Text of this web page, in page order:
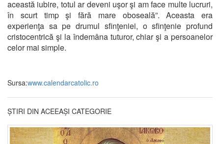
această iubire, totul ar deveni uşor şi am face multe lucruri,
în scurt timp şi fără mare oboseală”. Aceasta era
experienţa sa pe drumul sfinţeniei, o sfinţenie profund
cristocentrică şi la îndemâna tuturor, chiar şi a persoanelor
celor mai simple.
Sursa:www.calendarcatolic.ro
ȘTIRI DIN ACEEAȘI CATEGORIE